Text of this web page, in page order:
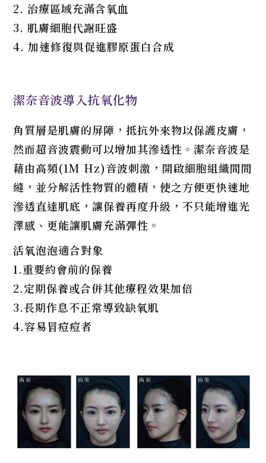
2. 治療區域充滿含氧血
3. 肌膚細胞代謝旺盛
4. 加速修復與促進膠原蛋白合成
潔奈音波導入抗氧化物
角質層是肌膚的屏障，抵抗外來物以保護皮膚，
然而超音波震動可以增加其滲透性。潔奈音波是
藉由高頻(1M Hz)音波刺激，開啟細胞組織間間
縫，並分解活性物質的體積，使之方便更快速地
滲透直達肌底，讓保養再度升級，不只能增進光
澤感、更能讓肌膚充滿彈性。
活氧泡泡適合對象
1.重要約會前的保養
2.定期保養或合併其他療程效果加倍
3.長期作息不正常導致缺氧肌
4.容易冒痘痘者